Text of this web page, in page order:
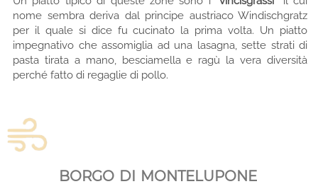
nome sembra deriva dal principe austriaco Windischgratz
per il quale si dice fu cucinato la prima volta. Un piatto
impegnativo che assomiglia ad una lasagna, sette strati di
pasta tirata a mano, besciamella e ragù la vera diversità
perché fatto di regaglie di pollo.
borgo di montelupone